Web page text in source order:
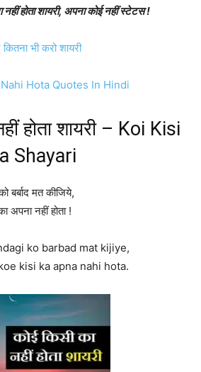
होता शायरी, अपना कोई नहीं स्टेटस !
भी करो शायरी
Hota Quotes In Hindi
होता शायरी – Koi Kisi
Shayari
बर्बाद मत कीजिये,
अपना नहीं होता !
ko barbad mat kijiye,
kisi ka apna nahi hota.